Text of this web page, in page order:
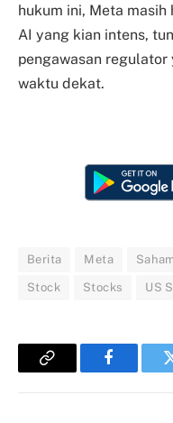
hukum ini, Meta masih
AI yang kian intens,
pengawasan
waktu dekat.
Berita Meta
Stock Stocks US
Copy
Facebook